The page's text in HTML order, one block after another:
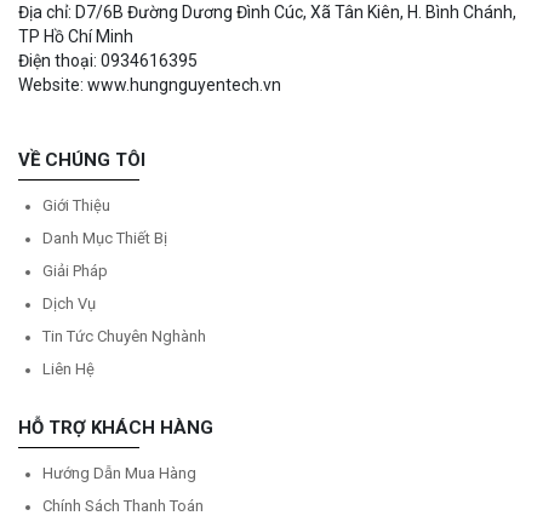
Địa chỉ: D7/6B Đường Dương Đình Cúc, Xã Tân Kiên, H. Bình Chánh,
TP Hồ Chí Minh
Điện thoại: 0934616395
Website: www.hungnguyentech.vn
VỀ CHÚNG TÔI
Giới Thiệu
Danh Mục Thiết Bị
Giải Pháp
Dịch Vụ
Tin Tức Chuyên Nghành
Liên Hệ
HỖ TRỢ KHÁCH HÀNG
Hướng Dẫn Mua Hàng
Chính Sách Thanh Toán